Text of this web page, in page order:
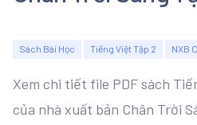
Sách Bài Học Tiếng Việt Tập 2 NXB
Xem chi tiết file PDF sách
của nhà xuất bản Chân Trời